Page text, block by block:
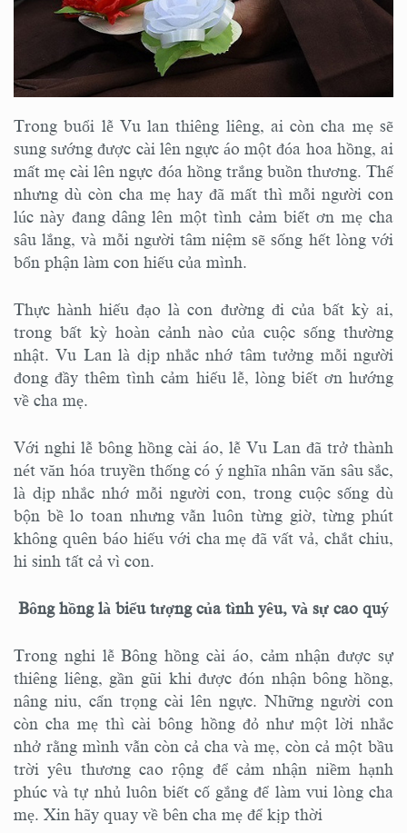
Trong buổi lễ Vu lan thiêng liêng, ai còn cha mẹ sẽ
sung sướng được cài lên ngực áo một đóa hoa hồng, ai
mất mẹ cài lên ngực đóa hồng trắng buồn thương. Thế
nhưng dù còn cha mẹ hay đã mất thì mỗi người con
lúc này đang dâng lên một tình cảm biết ơn mẹ cha
sâu lắng, và mỗi người tâm niệm sẽ sống hết lòng với
bổn phận làm con hiếu của mình.
Thực hành hiếu đạo là con đường đi của bất kỳ ai,
trong bất kỳ hoàn cảnh nào của cuộc sống thường
nhật. Vu Lan là dịp nhắc nhớ tâm tưởng mỗi người
đong đầy thêm tình cảm hiếu lễ, lòng biết ơn hướng
về cha mẹ.
Với nghi lễ bông hồng cài áo, lễ Vu Lan đã trở thành
nét văn hóa truyền thống có ý nghĩa nhân văn sâu sắc,
là dịp nhắc nhớ mỗi người con, trong cuộc sống dù
bộn bề lo toan nhưng vẫn luôn từng giờ, từng phút
không quên báo hiếu với cha mẹ đã vất vả, chắt chiu,
hi sinh tất cả vì con.
Bông hồng là biểu tượng của tình yêu, và sự cao quý
Trong nghi lễ Bông hồng cài áo, cảm nhận được sự
thiêng liêng, gần gũi khi được đón nhận bông hồng,
nâng niu, cẩn trọng cài lên ngực. Những người con
còn cha mẹ thì cài bông hồng đỏ như một lời nhắc
nhở rằng mình vẫn còn cả cha và mẹ, còn cả một bầu
trời yêu thương cao rộng để cảm nhận niềm hạnh
phúc và tự nhủ luôn biết cố gắng để làm vui lòng cha
mẹ. Xin hãy quay về bên cha mẹ để kịp thời